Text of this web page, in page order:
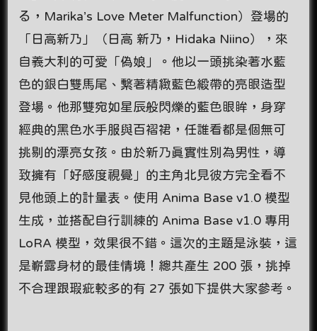
る，Marika’s Love Meter Malfunction）登場的
「日高新乃」（日高 新乃，Hidaka Niino），來
自義大利的可愛「偽娘」。他以一頭挑染著水藍
色的銀白雙馬尾、繫著精緻藍色緞帶的亮眼造型
登場。他那雙宛如星辰般閃爍的藍色眼眸，身穿
經典的黑色水手服與百褶裙，任誰看都是個無可
挑剔的漂亮女孩。由於新乃真實性別為男性，導
致擁有「好感度視覺」的主角北見彼方完全看不
見他頭上的計量表。使用 Anima Base v1.0 模型
生成，並搭配自行訓練的 Anima Base v1.0 專用
LoRA 模型，效果很不錯。這次的主題是泳裝，這
是嶄露身材的最佳情境！總共產生 200 張，挑掉
不合理跟瑕疵較多的有 27 張如下提供大家參考。